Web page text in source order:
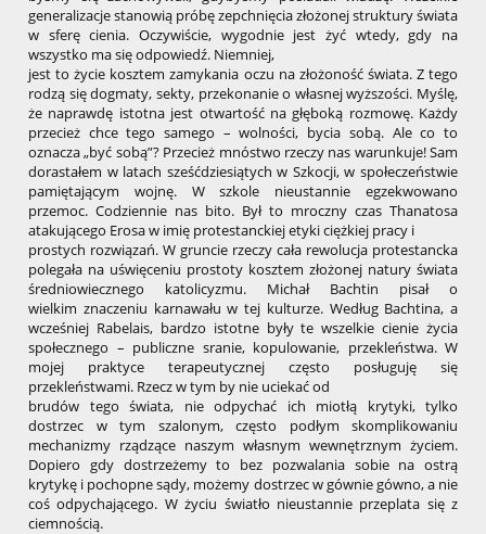
generalizacje stanowią próbę zepchnięcia złożonej struktury świata
w sferę cienia. Oczywiście, wygodnie jest żyć wtedy, gdy na
wszystko ma się odpowiedź. Niemniej,
jest to życie kosztem zamykania oczu na złożoność świata. Z tego
rodzą się dogmaty, sekty, przekonanie o własnej wyższości. Myślę,
że naprawdę istotna jest otwartość na głęboką rozmowę. Każdy
przecież chce tego samego – wolności, bycia sobą. Ale co to
oznacza „być sobą”? Przecież mnóstwo rzeczy nas warunkuje! Sam
dorastałem w latach sześćdziesiątych w Szkocji, w społeczeństwie
pamiętającym wojnę. W szkole nieustannie egzekwowano
przemoc. Codziennie nas bito. Był to mroczny czas Thanatosa
atakującego Erosa w imię protestanckiej etyki ciężkiej pracy i
prostych rozwiązań. W gruncie rzeczy cała rewolucja protestancka
polegała na uświęceniu prostoty kosztem złożonej natury świata
średniowiecznego katolicyzmu. Michał Bachtin pisał o
wielkim znaczeniu karnawału w tej kulturze. Według Bachtina, a
wcześniej Rabelais, bardzo istotne były te wszelkie cienie życia
społecznego – publiczne sranie, kopulowanie, przekleństwa. W
mojej praktyce terapeutycznej często posługuję się
przekleństwami. Rzecz w tym by nie uciekać od
brudów tego świata, nie odpychać ich miotłą krytyki, tylko
dostrzec w tym szalonym, często podłym skomplikowaniu
mechanizmy rządzące naszym własnym wewnętrznym życiem.
Dopiero gdy dostrzeżemy to bez pozwalania sobie na ostrą
krytykę i pochopne sądy, możemy dostrzec w gównie gówno, a nie
coś odpychającego. W życiu światło nieustannie przeplata się z
ciemnością.